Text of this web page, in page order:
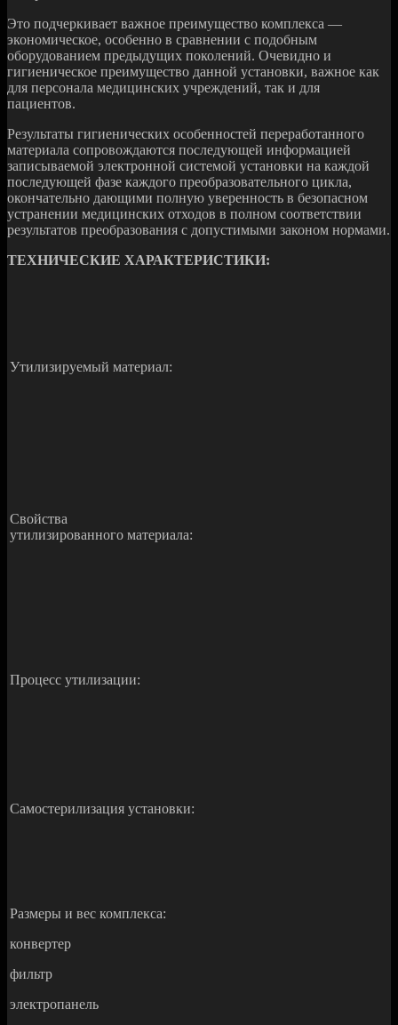
Это подчеркивает важное преимущество комплекса —
экономическое, особенно в сравнении с подобным
оборудованием предыдущих поколений. Очевидно и
гигиеническое преимущество данной установки, важное как
для персонала медицинских учреждений, так и для
пациентов.
Результаты гигиенических особенностей переработанного
материала сопровождаются последующей информацией
записываемой электронной системой установки на каждой
последующей фазе каждого преобразовательного цикла,
окончательно дающими полную уверенность в безопасном
устранении медицинских отходов в полном соответствии
результатов преобразования с допустимыми законом нормами.
ТЕХНИЧЕСКИЕ ХАРАКТЕРИСТИКИ:
Утилизируемый материал:
Свойства
утилизированного материала:
Процесс утилизации:
Самостерилизация установки:
Размеры и вес комплекса:
конвертер
фильтр
электропанель